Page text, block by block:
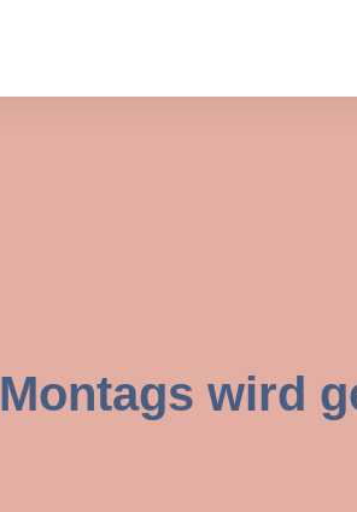
Montags wird